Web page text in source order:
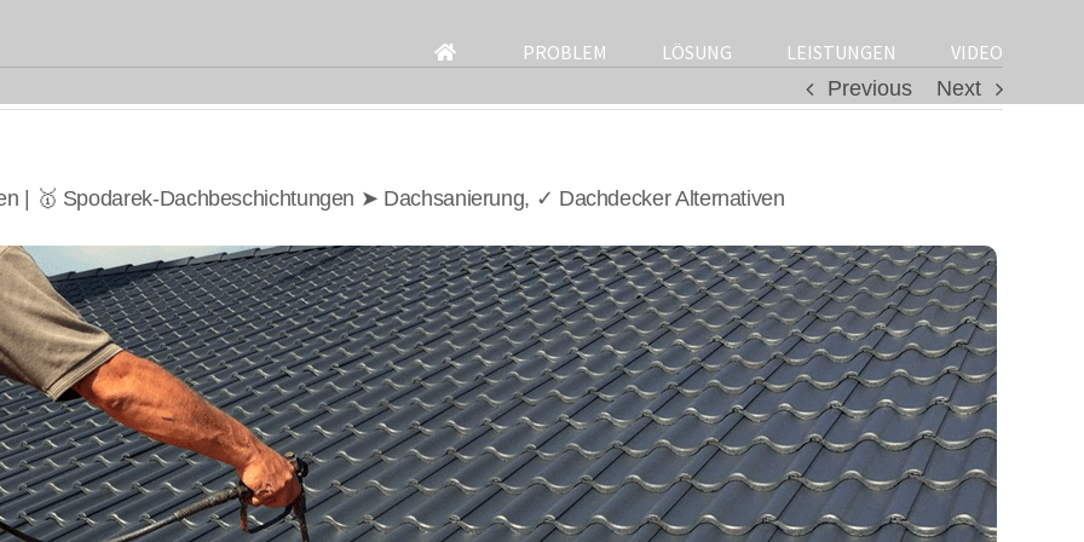
for:
PROBLEM LÖSUNG LEISTUNGEN
VIDEO
Previous
Next
| 🥇 Spodarek-Dachbeschichtungen ➤ Dachsanierung, ✓ Dachdecker Alternativen